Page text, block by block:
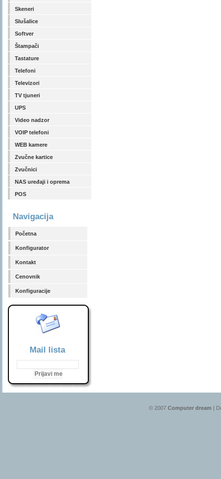
Skeneri
Slušalice
Softver
Štampači
Tastature
Telefoni
Televizori
TV tjuneri
UPS
Video nadzor
VOIP telefoni
WEB kamere
Zvučne kartice
Zvučnici
NAS uređaji i oprema
POS
Navigacija
Početna
Konfigurator
Kontakt
Cenovnik
Konfiguracije
Mail lista
© 2007 Computer dream |